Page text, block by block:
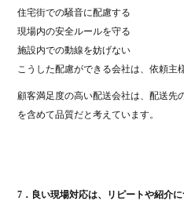
住宅街での騒音に配慮する
現場内の安全ルールを守る
施設内での動線を妨げない
こうした配慮ができる会社は、依頼主
顧客満足度の高い配送会社は、配送先
を含めて品質だと考えています。
7．良い現場対応は、リピートや紹介